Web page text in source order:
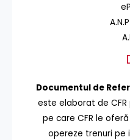
Documentul de
este elaborat de
pe care CFR le
opereze trenuri pe